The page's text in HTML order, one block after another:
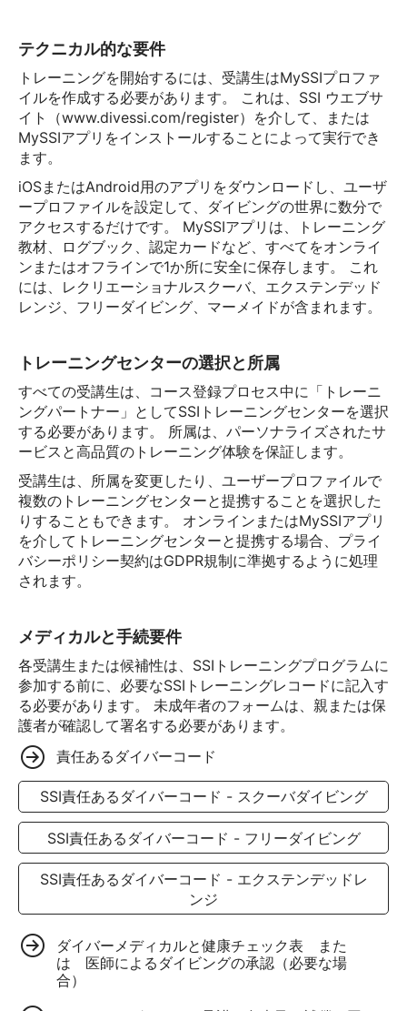
テクニカル的な要件
トレーニングを開始するには、受講生はMySSIプロファ
イルを作成する必要があります。 これは、SSI ウエブサ
イト（www.divessi.com/register）を介して、または
MySSIアプリをインストールすることによって実行でき
ます。
iOSまたはAndroid用のアプリをダウンロードし、ユーザ
ープロファイルを設定して、ダイビングの世界に数分で
アクセスするだけです。 MySSIアプリは、トレーニング
教材、ログブック、認定カードなど、すべてをオンライ
ンまたはオフラインで1か所に安全に保存します。 これ
には、レクリエーショナルスクーバ、エクステンデッド
レンジ、フリーダイビング、マーメイドが含まれます。
トレーニングセンターの選択と所属
すべての受講生は、コース登録プロセス中に「トレーニ
ングパートナー」としてSSIトレーニングセンターを選択
する必要があります。 所属は、パーソナライズされたサ
ービスと高品質のトレーニング体験を保証します。
受講生は、所属を変更したり、ユーザープロファイルで
複数のトレーニングセンターと提携することを選択した
りすることもできます。 オンラインまたはMySSIアプリ
を介してトレーニングセンターと提携する場合、プライ
バシーポリシー契約はGDPR規制に準拠するように処理
されます。
メディカルと手続要件
各受講生または候補性は、SSIトレーニングプログラムに
参加する前に、必要なSSIトレーニングレコードに記入す
る必要があります。 未成年者のフォームは、親または保
護者が確認して署名する必要があります。
責任あるダイバーコード
SSI責任あるダイバーコード - スクーバダイビング
SSI責任あるダイバーコード - フリーダイビング
SSI責任あるダイバーコード - エクステンデッドレ
ンジ
ダイバーメディカルと健康チェック表 また
は 医師によるダイビングの承認（必要な場
合）